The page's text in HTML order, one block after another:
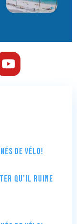
de vélo!
qu’il ruine